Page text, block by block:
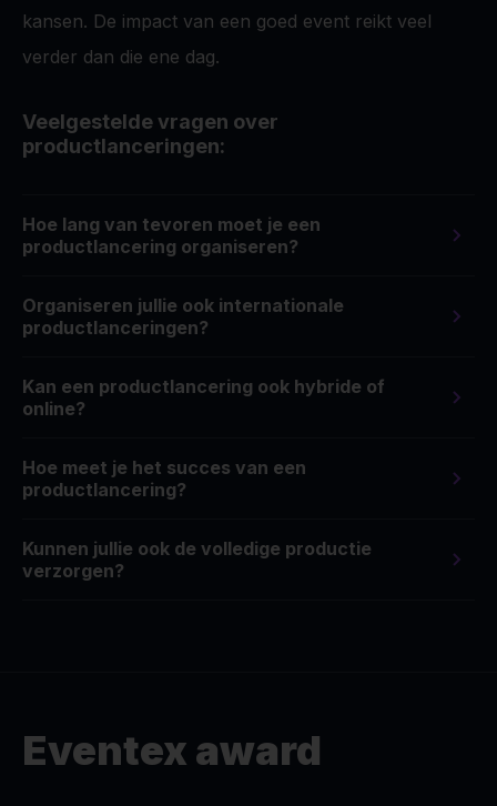
kansen. De impact van een goed event reikt veel
verder dan die ene dag.
Veelgestelde vragen over
productlanceringen:
Hoe lang van tevoren moet je een
productlancering organiseren?
Organiseren jullie ook internationale
productlanceringen?
Kan een productlancering ook hybride of
online?
Hoe meet je het succes van een
productlancering?
Kunnen jullie ook de volledige productie
verzorgen?
Eventex award